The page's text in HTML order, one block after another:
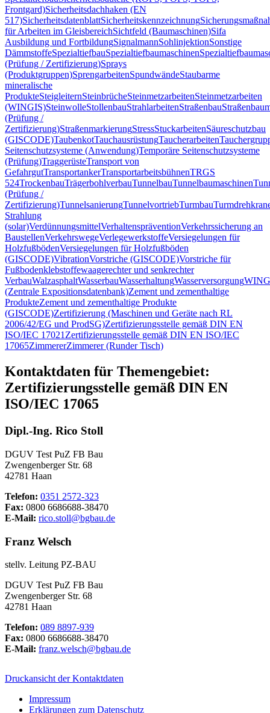
Frontgard)Sicherheitsdachhaken (EN
517)SicherheitsdatenblattSicherheitskennzeichnung
für Arbeiten im GleisbereichSichtfeld (Baumaschinen)Sifa
Ausbildung und FortbildungSignalmannSohlinjektionSonstige
DämmstoffeSpezialtiefbauSpezialtiefbaumaschinen
(Prüfung / Zertifizierung)Sprays
(Produktgruppen)SprengarbeitenSpundwändeStaubarme
mineralische
ProdukteSteigleiternSteinbrücheSteinmetzarbeitenSteinmetzarbeiten
(WINGIS)SteinwolleStollenbauStrahlarbeitenStraßenbau
(Prüfung /
Zertifizierung)StraßenmarkierungStressStuckarbeitenSäureschutzbau
(GISCODE)TaubenkotTauchausrüstungTaucherarbeiten
Seitenschutzsysteme (Anwendung)Temporäre Seitenschutzsysteme
(Prüfung)TraggerüsteTransport von
GefahrgutTransportankerTransportarbeitsbühnenTRGS
524TrockenbauTrägerbohlverbauTunnelbauTunnelbaumaschinen
(Prüfung /
Zertifizierung)TunnelsanierungTunnelvortriebTurmbau
Strahlung
(solar)VerdünnungsmittelVerhaltenspräventionVerkehrssicherung an
BaustellenVerkehrswegeVerlegewerkstoffeVersiegelungen für
HolzfußbödenVersiegelungen für Holzfußböden
(GISCODE)VibrationVorstriche (GISCODE)Vorstriche für
Fußbodenklebstoffewaagerechter und senkrechter
VerbauWalzasphaltWasserbauWasserhaltungWasserversorgung
(Zentrale Expositionsdatenbank)Zement und zementhaltige
ProdukteZement und zementhaltige Produkte
(GISCODE)Zertifizierung (Maschinen und Geräte nach RL
2006/42/EG und ProdSG)Zertifizierungsstelle gemäß DIN EN
ISO/IEC 17021Zertifizierungsstelle gemäß DIN EN ISO/IEC
17065ZimmererZimmerer (Runder Tisch)
Kontaktdaten für Themengebiet:
Zertifizierungsstelle gemäß DIN EN
ISO/IEC 17065
Dipl.-Ing. Rico Stoll
DGUV Test PuZ FB Bau
Zwengenberger Str. 68
42781 Haan
Telefon: 0351 2572-323
Fax: 0800 6686688-38470
E-Mail: rico.stoll@bgbau.de
Franz Welsch
stellv. Leitung PZ-BAU
DGUV Test PuZ FB Bau
Zwengenberger Str. 68
42781 Haan
Telefon: 089 8897-939
Fax: 0800 6686688-38470
E-Mail: franz.welsch@bgbau.de
Druckansicht der Kontaktdaten
Impressum
Erklärungen zum Datenschutz